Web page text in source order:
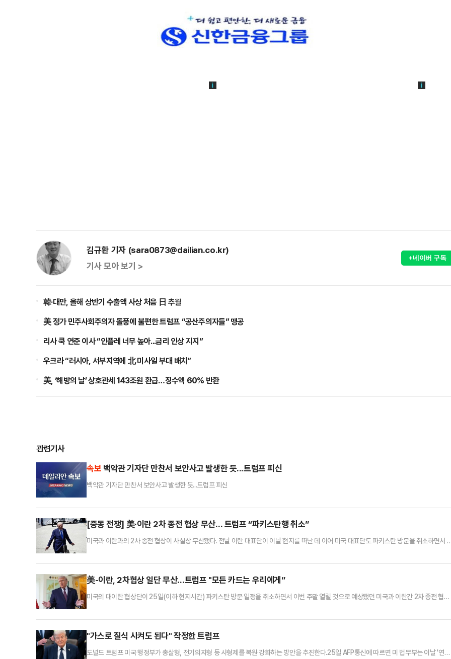
김규환 기자 (sara0873@dailian.co.kr)
기사 모아 보기 >
+네이버 구독
韓·대만, 올해 상반기 수출액 사상 처음 日 추월
美 정가 민주사회주의자 돌풍에 불편한 트럼프 “공산주의자들” 맹공
리사 쿡 연준 이사 “인플레 너무 높아...금리 인상 지지”
우크라 “러시아, 서부지역에 北 미사일 부대 배치”
美, ‘해방의 날’ 상호관세 143조원 환급…징수액 60% 반환
관련기사
속보 백악관 기자단 만찬서 보안사고 발생한 듯...트럼프 피신
백악관 기자단 만찬서 보안사고 발생한 듯...트럼프 피신
[중동 전쟁] 美·이란 2차 종전 협상 무산… 트럼프 “파키스탄행 취소”
미국과 이란과의 2차 종전 협상이 사실상 무산됐다. 전날 이란 대표단이 이날 현지를 떠난 데 이어 미국 대표단도 파키스탄 방문을 취소하면서
방문 취소 직후 “이란이 더 나은 제안을 해왔다”며 대화의 여지는 남겨뒀다.미 CNN방송 등에 따르면 도널드 트럼프 미국 대통령은 이날 자신 소
美-이란, 2차협상 일단 무산…트럼프 "모든 카드는 우리에게”
미국의 대이란 협상단이 25일(이하 현지시간) 파키스탄 방문 일정을 취소하면서 이번 주말 열릴 것으로 예상됐던 미국과 이란간 2차 종전 협상
을 통한 간접협상은 이어갈 전망이다.도널드 트럼프 미국 대통령은 25일 사회관계망서비스(SNS) 트루스소셜에서 "파키스탄 이슬라마바드로
"가스로 질식 시켜도 된다" 작정한 트럼프
도널드 트럼프 미국 행정부가 총살형, 전기의자형 등 사형제를 복원·강화하는 방안을 추진한다.25일 AFP통신에 따르면 미 법무부는 이날 '연방